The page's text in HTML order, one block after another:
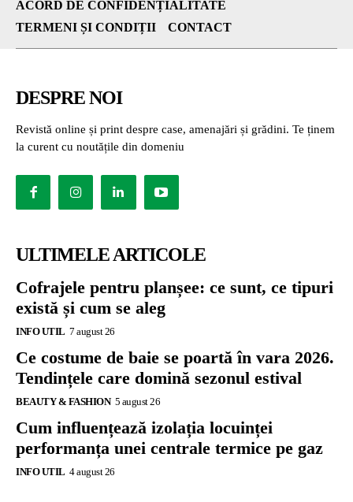
ACORD DE CONFIDENȚIALITATE
TERMENI ȘI CONDIȚII
CONTACT
DESPRE NOI
Revistă online și print despre case, amenajări și grădini. Te ținem
la curent cu noutățile din domeniu
ULTIMELE ARTICOLE
Cofrajele pentru planșee: ce sunt, ce tipuri
există și cum se aleg
INFO UTIL 7 august 26
Ce costume de baie se poartă în vara 2026.
Tendințele care domină sezonul estival
BEAUTY & FASHION 5 august 26
Cum influențează izolația locuinței
performanța unei centrale termice pe gaz
INFO UTIL 4 august 26